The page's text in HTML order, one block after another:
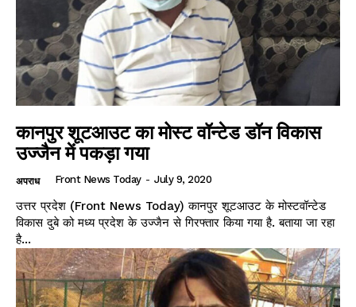
कानपुर शूटआउट का मोस्ट वॉन्टेड डॉन विकास
उज्जैन में पकड़ा गया
अपराध Front News Today - July 9, 2020
उत्तर प्रदेश (Front News Today) कानपुर शूटआउट के मोस्टवॉन्टेड
विकास दुबे को मध्य प्रदेश के उज्जैन से गिरफ्तार किया गया है. बताया जा रहा
है...